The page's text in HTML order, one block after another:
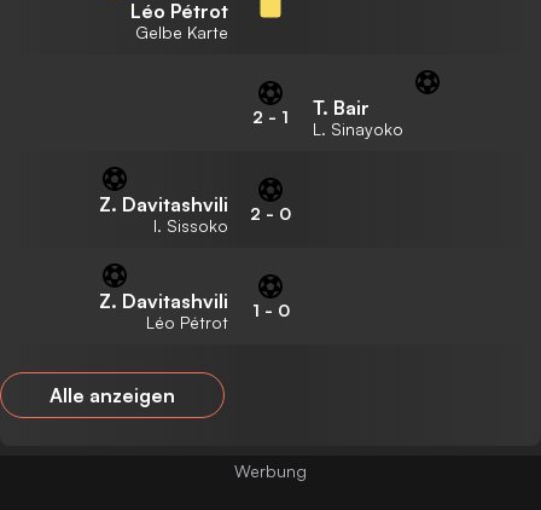
Léo Pétrot
Gelbe Karte
2 - 1 T. Bair
L. Sinayoko
Z. Davitashvili
I. Sissoko
2 - 0
Z. Davitashvili
Léo Pétrot
1 - 0
Alle anzeigen